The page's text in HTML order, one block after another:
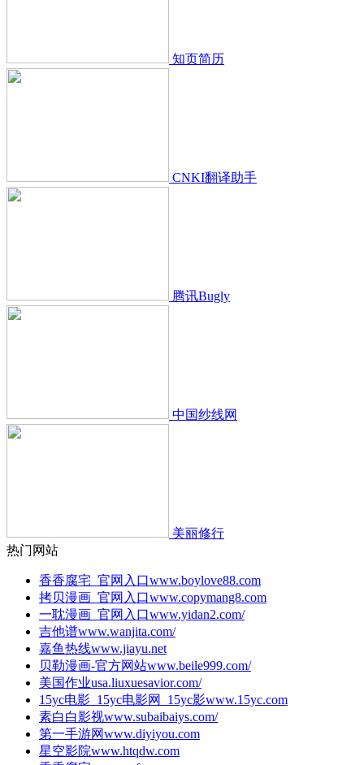
知页简历
CNKI翻译助手
腾讯Bugly
中国纱线网
美丽修行
热门网站
香香腐宅_官网入口www.boylove88.com
拷贝漫画_官网入口www.copymang8.com
一耽漫画_官网入口www.yidan2.com/
吉他谱www.wanjita.com/
嘉鱼热线www.jiayu.net
贝勒漫画-官方网站www.beile999.com/
美国作业usa.liuxuesavior.com/
15yc电影_15yc电影网_15yc影www.15yc.com
素白白影视www.subaibaiys.com/
第一手游网www.diyiyou.com
星空影院www.htqdw.com